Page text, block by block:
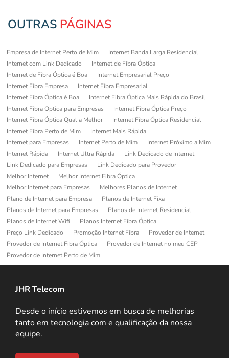
OUTRAS PÁGINAS
Empresa de Internet Perto de Mim
Internet Banda Larga Residencial
Internet com Link Dedicado
Internet de Fibra Óptica
Internet de Fibra Óptica é Boa
Internet Empresarial Preço
Internet Fibra Empresa
Internet Fibra Empresarial
Internet Fibra Óptica é Boa
Internet Fibra Óptica Mais Rápida do Brasil
Internet Fibra Optica para Empresas
Internet Fibra Óptica Preço
Internet Fibra Óptica Qual a Melhor
Internet Fibra Óptica Residencial
Internet Fibra Perto de Mim
Internet Mais Rápida
Internet para Empresas
Internet Perto de Mim
Internet Próximo a Mim
Internet Rápida
Internet Ultra Rápida
Link Dedicado de Internet
Link Dedicado para Empresas
Link Dedicado para Provedor
Melhor Internet
Melhor Internet Fibra Óptica
Melhor Internet para Empresas
Melhores Planos de Internet
Plano de Internet para Empresa
Planos de Internet Fixa
Planos de Internet para Empresas
Planos de Internet Residencial
Planos de Internet Wifi
Planos Internet Fibra Óptica
Preço Link Dedicado
Promoção Internet Fibra
Provedor de Internet
Provedor de Internet Fibra Óptica
Provedor de Internet no meu CEP
Provedor de Internet Perto de Mim
JHR Telecom
Desde o início estivemos em busca de melhorias
tanto em tecnologia com e qualificação da nossa
equipe.